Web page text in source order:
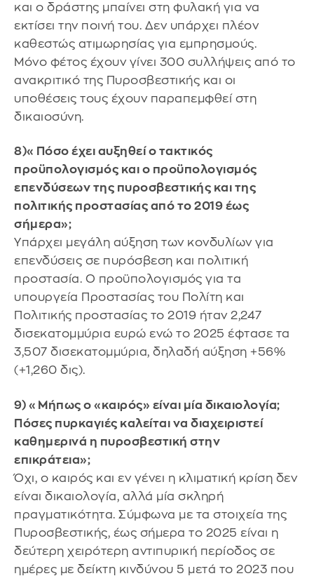
και ο δράστης μπαίνει στη φυλακή για να
εκτίσει την ποινή του. Δεν υπάρχει πλέον
καθεστώς ατιμωρησίας για εμπρησμούς.
Μόνο φέτος έχουν γίνει 300 συλλήψεις από το
ανακριτικό της Πυροσβεστικής και οι
υποθέσεις τους έχουν παραπεμφθεί στη
δικαιοσύνη.
8)«Πόσο έχει αυξηθεί ο τακτικός
προϋπολογισμός και ο προϋπολογισμός
επενδύσεων της πυροσβεστικής και της
πολιτικής προστασίας από το 2019 έως
σήμερα»;
Υπάρχει μεγάλη αύξηση των κονδυλίων για
επενδύσεις σε πυρόσβεση και πολιτική
προστασία. Ο προϋπολογισμός για τα
υπουργεία Προστασίας του Πολίτη και
Πολιτικής προστασίας το 2019 ήταν 2,247
δισεκατομμύρια ευρώ ενώ το 2025 έφτασε τα
3,507 δισεκατομμύρια, δηλαδή αύξηση +56%
(+1,260 δις).
9) «Μήπως ο «καιρός» είναι μία δικαιολογία;
Πόσες πυρκαγιές καλείται να διαχειριστεί
καθημερινά η πυροσβεστική στην
επικράτεια»;
Όχι, ο καιρός και εν γένει η κλιματική κρίση δεν
είναι δικαιολογία, αλλά μία σκληρή
πραγματικότητα. Σύμφωνα με τα στοιχεία της
Πυροσβεστικής, έως σήμερα το 2025 είναι η
δεύτερη χειρότερη αντιπυρική περίοδος σε
ημέρες με δείκτη κινδύνου 5 μετά το 2023 που